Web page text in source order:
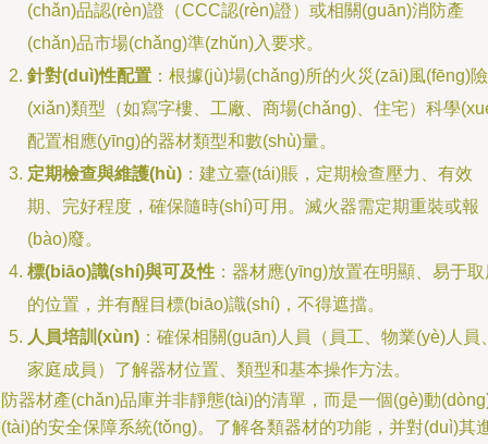
(chǎn)品認(rèn)證（CCC認(rèn)證）或相關(guān)消防產
(chǎn)品市場(chǎng)準(zhǔn)入要求。
針對(duì)性配置 ：根據(jù)場(chǎng)所的火災(zāi)風(fēng)險
(xiǎn)類型（如寫字樓、工廠、商場(chǎng)、住宅）科學
配置相應(yīng)的器材類型和數(shù)量。
定期檢查與維護(hù) ：建立臺(tái)賬，定期檢查壓力、有效
期、完好程度，確保隨時(shí)可用。滅火器需定期重裝或報
(bào)廢。
標(biāo)識(shí)與可及性 ：器材應(yīng)放置在明顯、易于
的位置，并有醒目標(biāo)識(shí)，不得遮擋。
人員培訓(xùn) ：確保相關(guān)人員（員工、物業(yè)人員
家庭成員）了解器材位置、類型和基本操作方法。
器材產(chǎn)品庫并非靜態(tài)的清單，而是一個(gè)動
的安全保障系統(tǒng)。了解各類器材的功能，并對(duì)其